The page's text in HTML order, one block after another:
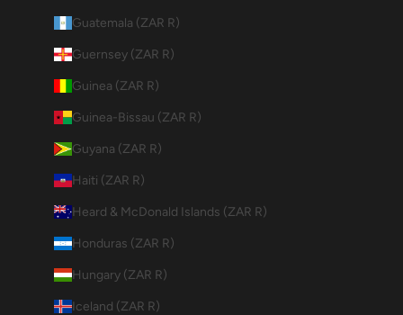
Guatemala (ZAR R)
Guernsey (ZAR R)
Guinea (ZAR R)
Guinea-Bissau (ZAR R)
Guyana (ZAR R)
Haiti (ZAR R)
Heard & McDonald Islands (ZAR R)
Honduras (ZAR R)
Hungary (ZAR R)
Iceland (ZAR R)